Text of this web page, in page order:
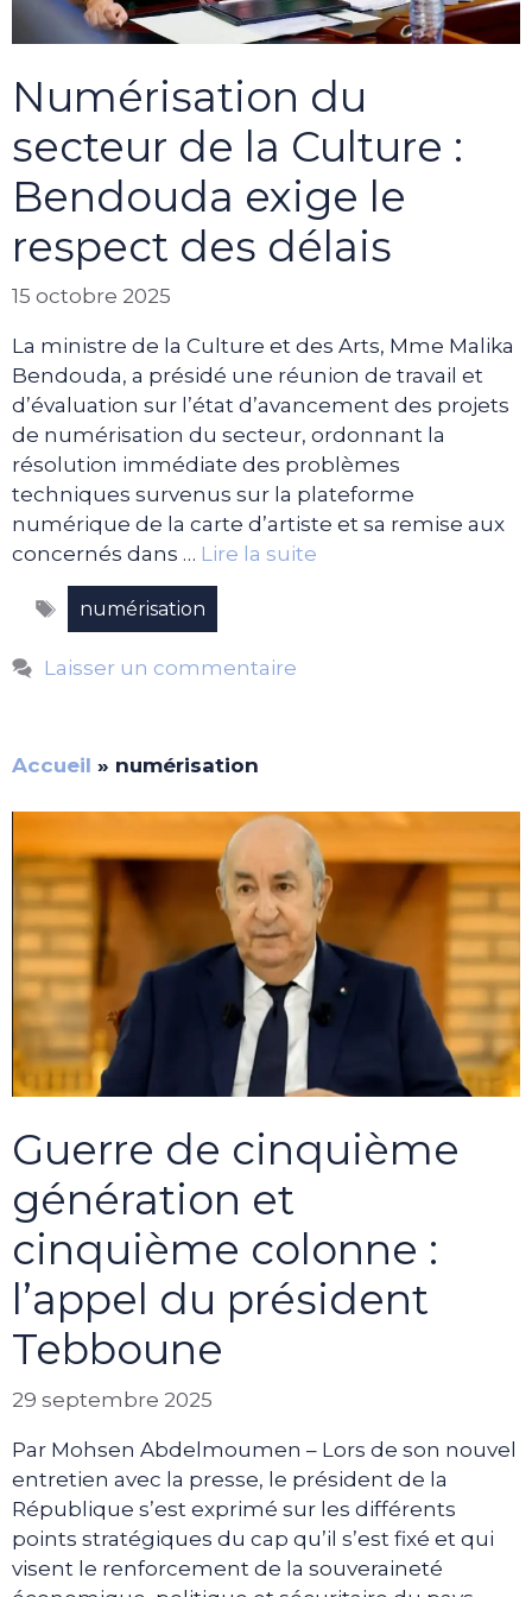
Numérisation du
secteur de la Culture :
Bendouda exige le
respect des délais
15 octobre 2025
La ministre de la Culture et des Arts, Mme Malika
Bendouda, a présidé une réunion de travail et
d’évaluation sur l’état d’avancement des projets
de numérisation du secteur, ordonnant la
résolution immédiate des problèmes
techniques survenus sur la plateforme
numérique de la carte d’artiste et sa remise aux
concernés dans … Lire la suite
Étiquettes
numérisation
Laisser un commentaire
Accueil » numérisation
Guerre de cinquième
génération et
cinquième colonne :
l’appel du président
Tebboune
29 septembre 2025
Par Mohsen Abdelmoumen – Lors de son nouvel
entretien avec la presse, le président de la
République s’est exprimé sur les différents
points stratégiques du cap qu’il s’est fixé et qui
visent le renforcement de la souveraineté